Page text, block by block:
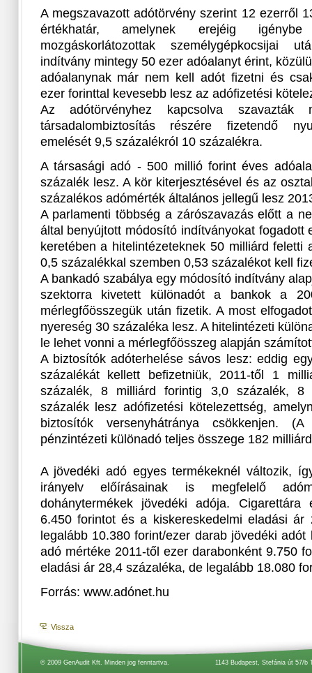
A megszavazott adótörvény szerint 12 ezerről
értékhatár, amelynek erejéig
mozgáskorlátozottak személygépkocsijai
indítvány mintegy 50 ezer adóalanyt érint,
adóalanynak már nem kell adót fizetni és
ezer forinttal kevesebb lesz az adófizetési
Az adótörvényhez kapcsolva
társadalombiztosítás részére fizetendő
emelését 9,5 százalékról 10 százalékra.
A társasági adó - 500 millió forint éves
százalék lesz. A kör kiterjesztésével és az
százalékos adómérték általános jellegű lesz
A parlamenti többség a zárószavazás előtt a
által benyújtott módosító indítványokat fogadott
keretében a hitelintézeteknek 50 milliárd feletti
0,5 százalékkal szemben 0,53 százalékot kell
A bankadó szabálya egy módosító indítvány
szektorra kivetett különadót a bankok a
mérlegfőösszegük után fizetik. A most
nyereség 30 százaléka lesz. A hitelintézeti
le lehet vonni a mérlegfőösszeg alapján
A biztosítók adóterhelése sávos lesz: eddig
százalékát kellett befizetniük, 2011-től 1
százalék, 8 milliárd forintig 3,0 százalék,
százalék lesz adófizetési kötelezettség,
biztosítók versenyhátránya csökkenjen.
pénzintézeti különadó teljes összege 182
A jövedéki adó egyes termékeknél változik,
irányelv előírásainak is megfelelő
dohánytermékek jövedéki adója. Cigarettára
6.450 forintot és a kiskereskedelmi eladási ár
legalább 10.380 forint/ezer darab jövedéki
adó mértéke 2011-től ezer darabonként 9.750
eladási ár 28,4 százaléka, de legalább 18.080
Forrás: www.adónet.hu
Vissza
1143 Budapest, Stefánia út 57/b
© 2009 GenAudit Kft. Minden jog fenntartva.